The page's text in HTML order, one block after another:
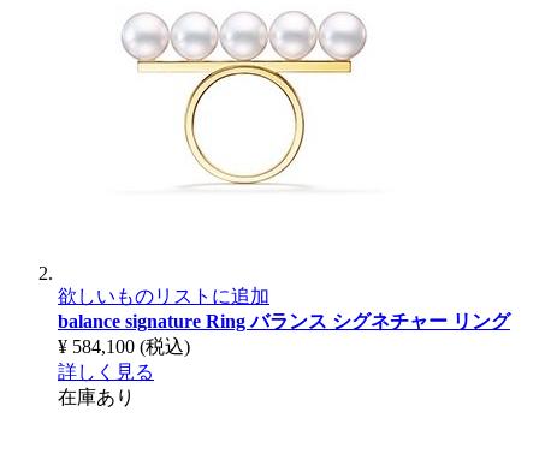
欲しいものリストに追加
balance signature Ringバランス シグネチャー リング
¥ 584,100 (税込)
詳しく見る
在庫あり